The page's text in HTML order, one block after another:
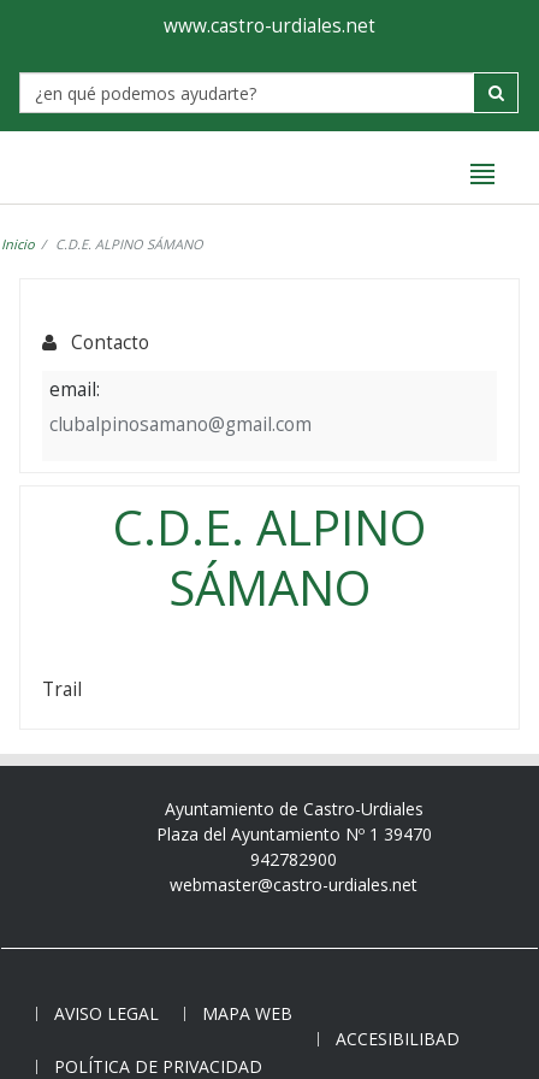
Ayuntamiento
de
Castro-
www.castro-urdiales.net
Label
Inicio C.D.E. ALPINO SÁMANO
Contacto
email:
clubalpinosamano@gmail.com
C.D.E. ALPINO
SÁMANO
Trail
Ayuntamiento de Castro-Urdiales
Plaza del Ayuntamiento Nº 1 39470
942782900
webmaster@castro-urdiales.net
AVISO LEGAL
MAPA WEB
ACCESIBILIBAD
POLÍTICA DE PRIVACIDAD